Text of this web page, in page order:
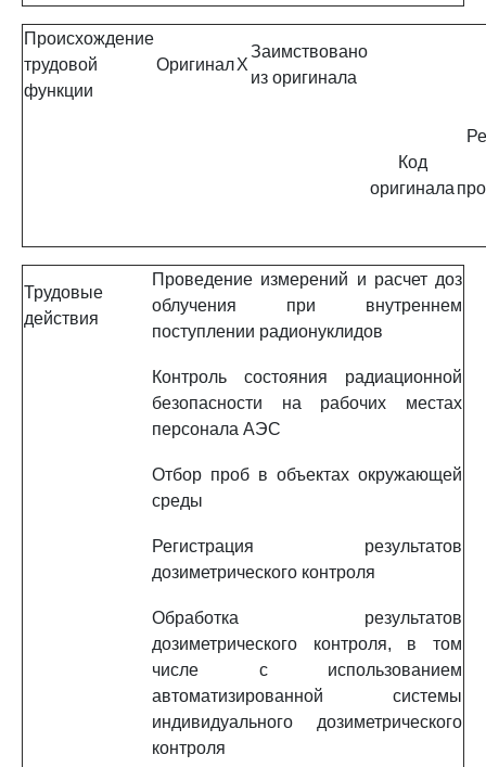
Происхождение
трудовой
функции
ОригиналX
Заимствовано
из оригинала
Код
оригинала
Трудовые
действия
Проведение измерений и расчет доз
облучения при внутреннем
поступлении радионуклидов
Контроль состояния радиационной
безопасности на рабочих местах
персонала АЭС
Отбор проб в объектах окружающей
среды
Регистрация результатов
дозиметрического контроля
Обработка результатов
дозиметрического контроля, в том
числе с использованием
автоматизированной системы
индивидуального дозиметрического
контроля